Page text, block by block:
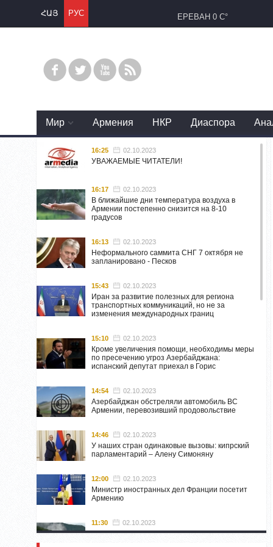
ՀԱՅ РУС ЕРЕВАН 0 C°
Mир Армения НКР Диаспора
16:25 02.10.2023
УВАЖАЕМЫЕ ЧИТАТЕЛИ!
16:17 02.10.2023
В ближайшие дни температура воздуха в
Армении постепенно снизится на 8-10
градусов
16:13 02.10.2023
Неформального саммита СНГ 7 октября не
запланировано - Песков
15:43 02.10.2023
Иран за развитие полезных для региона
транспортных коммуникаций, но не за
изменения международных границ
15:10 02.10.2023
Кроме увеличения помощи, необходимы меры
по пресечению угроз Азербайджана:
испанский депутат приехал в Горис
14:54 02.10.2023
Азербайджан обстреляли автомобиль ВС
Армении, перевозивший продовольствие
14:46 02.10.2023
У наших стран одинаковые вызовы: кипрский
парламентарий – Алену Симоняну
12:00 02.10.2023
Министр иностранных дел Франции посетит
Армению
11:30 02.10.2023
Самвел Шахраманян и группа ответственных